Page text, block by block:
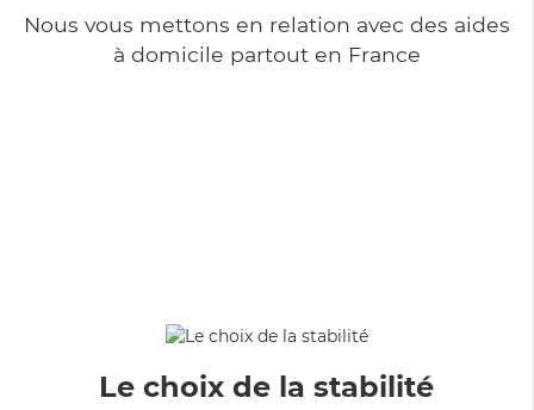
Nous vous mettons en relation avec des aides
à domicile partout en France
Le choix de la stabilité